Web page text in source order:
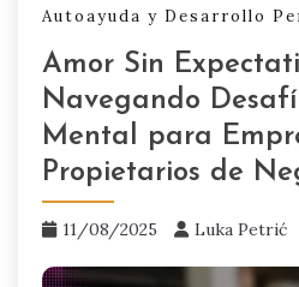
Autoayuda y Desarrollo
Amor Sin
Navegando
Mental para
Propietarios de
11/08/2025 Luka Petrić